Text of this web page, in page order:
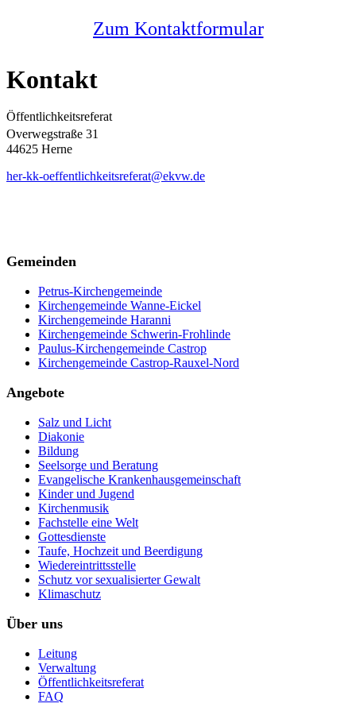
Zum Kontaktformular
Kontakt
Öffentlichkeitsreferat
Overwegstraße 31
44625 Herne
her-kk-oeffentlichkeitsreferat@ekvw.de
Gemeinden
Petrus-Kirchengemeinde
Kirchengemeinde Wanne-Eickel
Kirchengemeinde Haranni
Kirchengemeinde Schwerin-Frohlinde
Paulus-Kirchengemeinde Castrop
Kirchengemeinde Castrop-Rauxel-Nord
Angebote
Salz und Licht
Diakonie
Bildung
Seelsorge und Beratung
Evangelische Krankenhausgemeinschaft
Kinder und Jugend
Kirchenmusik
Fachstelle eine Welt
Gottesdienste
Taufe, Hochzeit und Beerdigung
Wiedereintrittsstelle
Schutz vor sexualisierter Gewalt
Klimaschutz
Über uns
Leitung
Verwaltung
Öffentlichkeitsreferat
FAQ